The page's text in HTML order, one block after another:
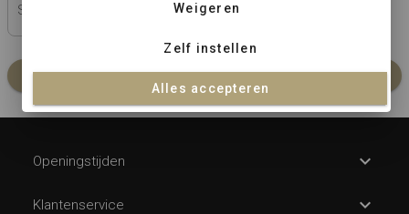
S (44) L (50-52) XL (54)
In winkelmandje
Openingstijden
Klantenservice
Weigeren
Zelf instellen
Alles accepteren